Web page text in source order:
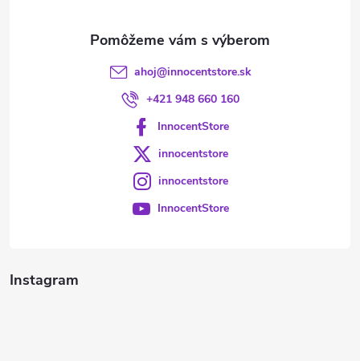
Instagram
ahoj@innocentstore.sk
+421 948 660 160
InnocentStore
innocentstore
innocentstore
InnocentStore